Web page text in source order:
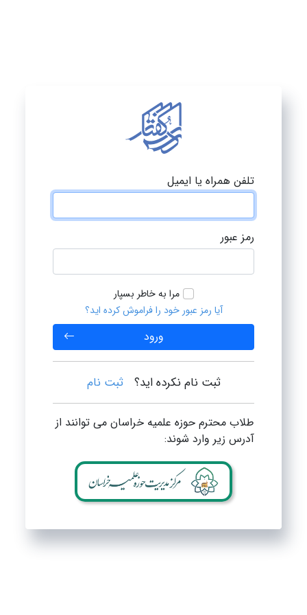
تلفن همراه یا ایمیل
رمز عبور
مرا به خاطر بسپار
آیا رمز عبور خود را فراموش کرده اید؟
ورود
ثبت نام نکرده اید؟ ثبت نام
طلاب محترم حوزه علمیه خراسان می توانند از
آدرس زیر وارد شوند: